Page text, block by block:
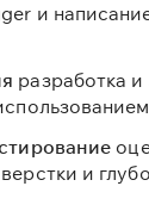
и
разработка и
и